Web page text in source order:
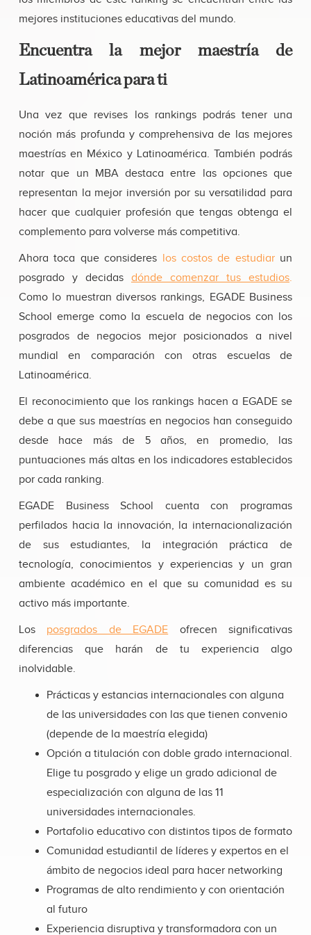
mejores instituciones educativas del mundo.
Encuentra la mejor maestría de
Latinoamérica para ti
Una vez que revises los rankings podrás tener una
noción más profunda y comprehensiva de las mejores
maestrías en México y Latinoamérica. También podrás
notar que un MBA destaca entre las opciones que
representan la mejor inversión por su versatilidad para
hacer que cualquier profesión que tengas obtenga el
complemento para volverse más competitiva.
Ahora toca que consideres los costos de estudiarun
posgrado y decidas dónde comenzar tus estudios.
Como lo muestran diversos rankings, EGADE Business
School emerge como la escuela de negocios con los
posgrados de negocios mejor posicionados a nivel
mundial en comparación con otras escuelas de
Latinoamérica.
El reconocimiento que los rankings hacen a EGADE se
debe a que sus maestrías en negocios han conseguido
desde hace más de 5 años, en promedio, las
puntuaciones más altas en los indicadores establecidos
por cada ranking.
EGADE Business School cuenta con programas
perfilados hacia la innovación, la internacionalización
de sus estudiantes, la integración práctica de
tecnología, conocimientos y experiencias y un gran
ambiente académico en el que su comunidad es su
activo más importante.
Los
posgrados de EGADE ofrecen significativas
diferencias que harán de tu experiencia algo
inolvidable.
Prácticas y estancias internacionales con alguna
de las universidades con las que tienen convenio
(depende de la maestría elegida)
Opción a titulación con doble grado internacional.
Elige tu posgrado y elige un grado adicional de
especialización con alguna de las 11
universidades internacionales.
Portafolio educativo con distintos tipos de formato
Comunidad estudiantil de líderes y expertos en el
ámbito de negocios ideal para hacer networking
Programas de alto rendimiento y con orientación
al futuro
Experiencia disruptiva y transformadora con un